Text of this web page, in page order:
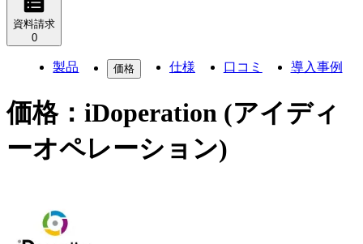
資料請求
0
製品 価格 仕様 口コミ 導入事例
価格： iDoperation (アイディ
ーオペレーション)